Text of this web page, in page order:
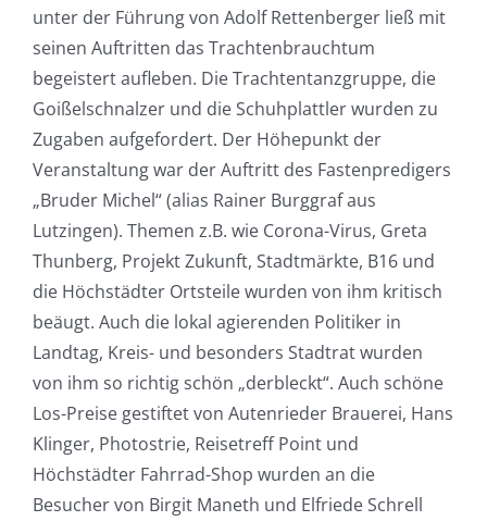
unter der Führung von Adolf Rettenberger ließ mit
seinen Auftritten das Trachtenbrauchtum
begeistert aufleben. Die Trachtentanzgruppe, die
Goißelschnalzer und die Schuhplattler wurden zu
Zugaben aufgefordert. Der Höhepunkt der
Veranstaltung war der Auftritt des Fastenpredigers
„Bruder Michel“ (alias Rainer Burggraf aus
Lutzingen). Themen z.B. wie Corona-Virus, Greta
Thunberg, Projekt Zukunft, Stadtmärkte, B16 und
die Höchstädter Ortsteile wurden von ihm kritisch
beäugt. Auch die lokal agierenden Politiker in
Landtag, Kreis- und besonders Stadtrat wurden
von ihm so richtig schön „derbleckt“. Auch schöne
Los-Preise gestiftet von Autenrieder Brauerei, Hans
Klinger, Photostrie, Reisetreff Point und
Höchstädter Fahrrad-Shop wurden an die
Besucher von Birgit Maneth und Elfriede Schrell